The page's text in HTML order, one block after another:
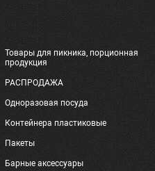
Товары для пикника, порционная
продукция
РАСПРОДАЖА
Одноразовая посуда
Контейнера пластиковые
Пакеты
Барные аксессуары